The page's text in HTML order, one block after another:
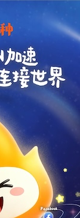
支持 [0] 反对 [0]
支持